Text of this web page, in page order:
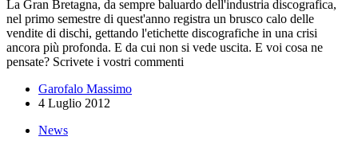
La Gran Bretagna, da sempre baluardo dell'industria discografica,
nel primo semestre di quest'anno registra un brusco calo delle
vendite di dischi, gettando l'etichette discografiche in una crisi
ancora più profonda. E da cui non si vede uscita. E voi cosa ne
pensate? Scrivete i vostri commenti
Garofalo Massimo
4 Luglio 2012
News